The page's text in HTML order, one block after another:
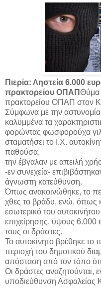
Πιερία: Ληστεία 6.000
πρακτορείου ΟΠΑΠΘύμα
πρακτορείου ΟΠΑΠ στον
Σύμφωνα με την
καλυμμένα τα
φορώντας φωσφορούχα
σταματήσει το Ι.Χ.
παθούσα,
την έβγαλαν με απειλή
-εν συνεχεία-
άγνωστη κατεύθυνση.
Όπως ανακοινώθηκε, το
χθες το βράδυ, ενώ, όπως
εσωτερικό του
επιχείρησης, ύψους
τους οι δράστες.
Το αυτοκίνητο βρέθηκε το
περιοχή του δημοτικού
απόσταση από τον τόπο
Οι δράστες αναζητούνται,
υποδιεύθυνση Ασφαλείας